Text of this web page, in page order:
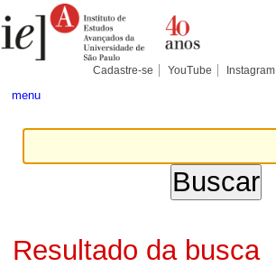
para
conteúdo.
Pessoais
Cadastre-se YouTube Instagram
menu
Resultado da busca